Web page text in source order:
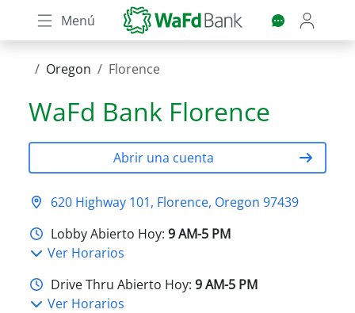
Skip
to
Menú
Oregon Florence
WaFd Bank Florence
Abrir una cuenta
620 Highway 101, Florence, Oregon 97439
Lobby Abierto Hoy: 9 AM-5 PM
Ver Horarios
Drive Thru Abierto Hoy: 9 AM-5 PM
Ver Horarios